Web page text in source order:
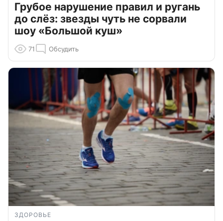
Грубое нарушение правил и ругань
до слёз: звезды чуть не сорвали
шоу «Большой куш»
71 Обсудить
ЗДОРОВЬЕ